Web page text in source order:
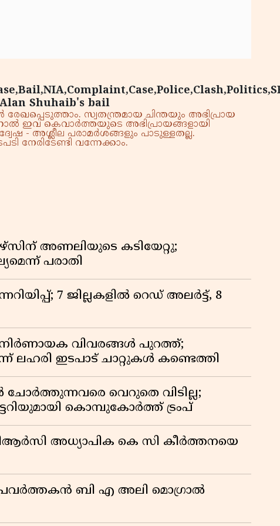
Shuhaib's bail
സ്വതന്ത്രമായ ചിന്തയും അഭിപ്രായ
ഇവ കെവാർത്തയുടെ അഭിപ്രായങ്ങളായി
- അശ്ലീല പരാമർശങ്ങളും പാടുള്ളതല്ല.
നേരിടേണ്ടി വന്നേക്കാം.
അണലിയുടെ കടിയേറ്റു;
പരാതി
7 ജില്ലകളിൽ റെഡ് അലർട്ട്, 8
വിവരങ്ങൾ പുറത്ത്;
ലഹരി ഇടപാട് ചാറ്റുകൾ കണ്ടെത്തി
വെറുതെ വിടില്ല;
കൊമ്പുകോർത്ത് ട്രംപ്
അധ്യാപിക കെ സി കീർത്തനയെ
പ്രവർത്തകൻ ബി എ അലി മൊഗ്രാൽ